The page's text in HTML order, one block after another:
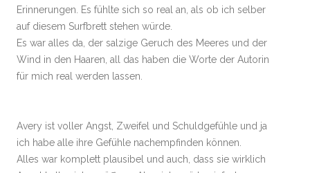
Erinnerungen. Es fühlte sich so real an, als ob ich selber
auf diesem Surfbrett stehen würde.
Es war alles da, der salzige Geruch des Meeres und der
Wind in den Haaren, all das haben die Worte der Autorin
für mich real werden lassen.
Avery ist voller Angst, Zweifel und Schuldgefühle und ja
ich habe alle ihre Gefühle nachempfinden können.
Alles war komplett plausibel und auch, dass sie wirklich